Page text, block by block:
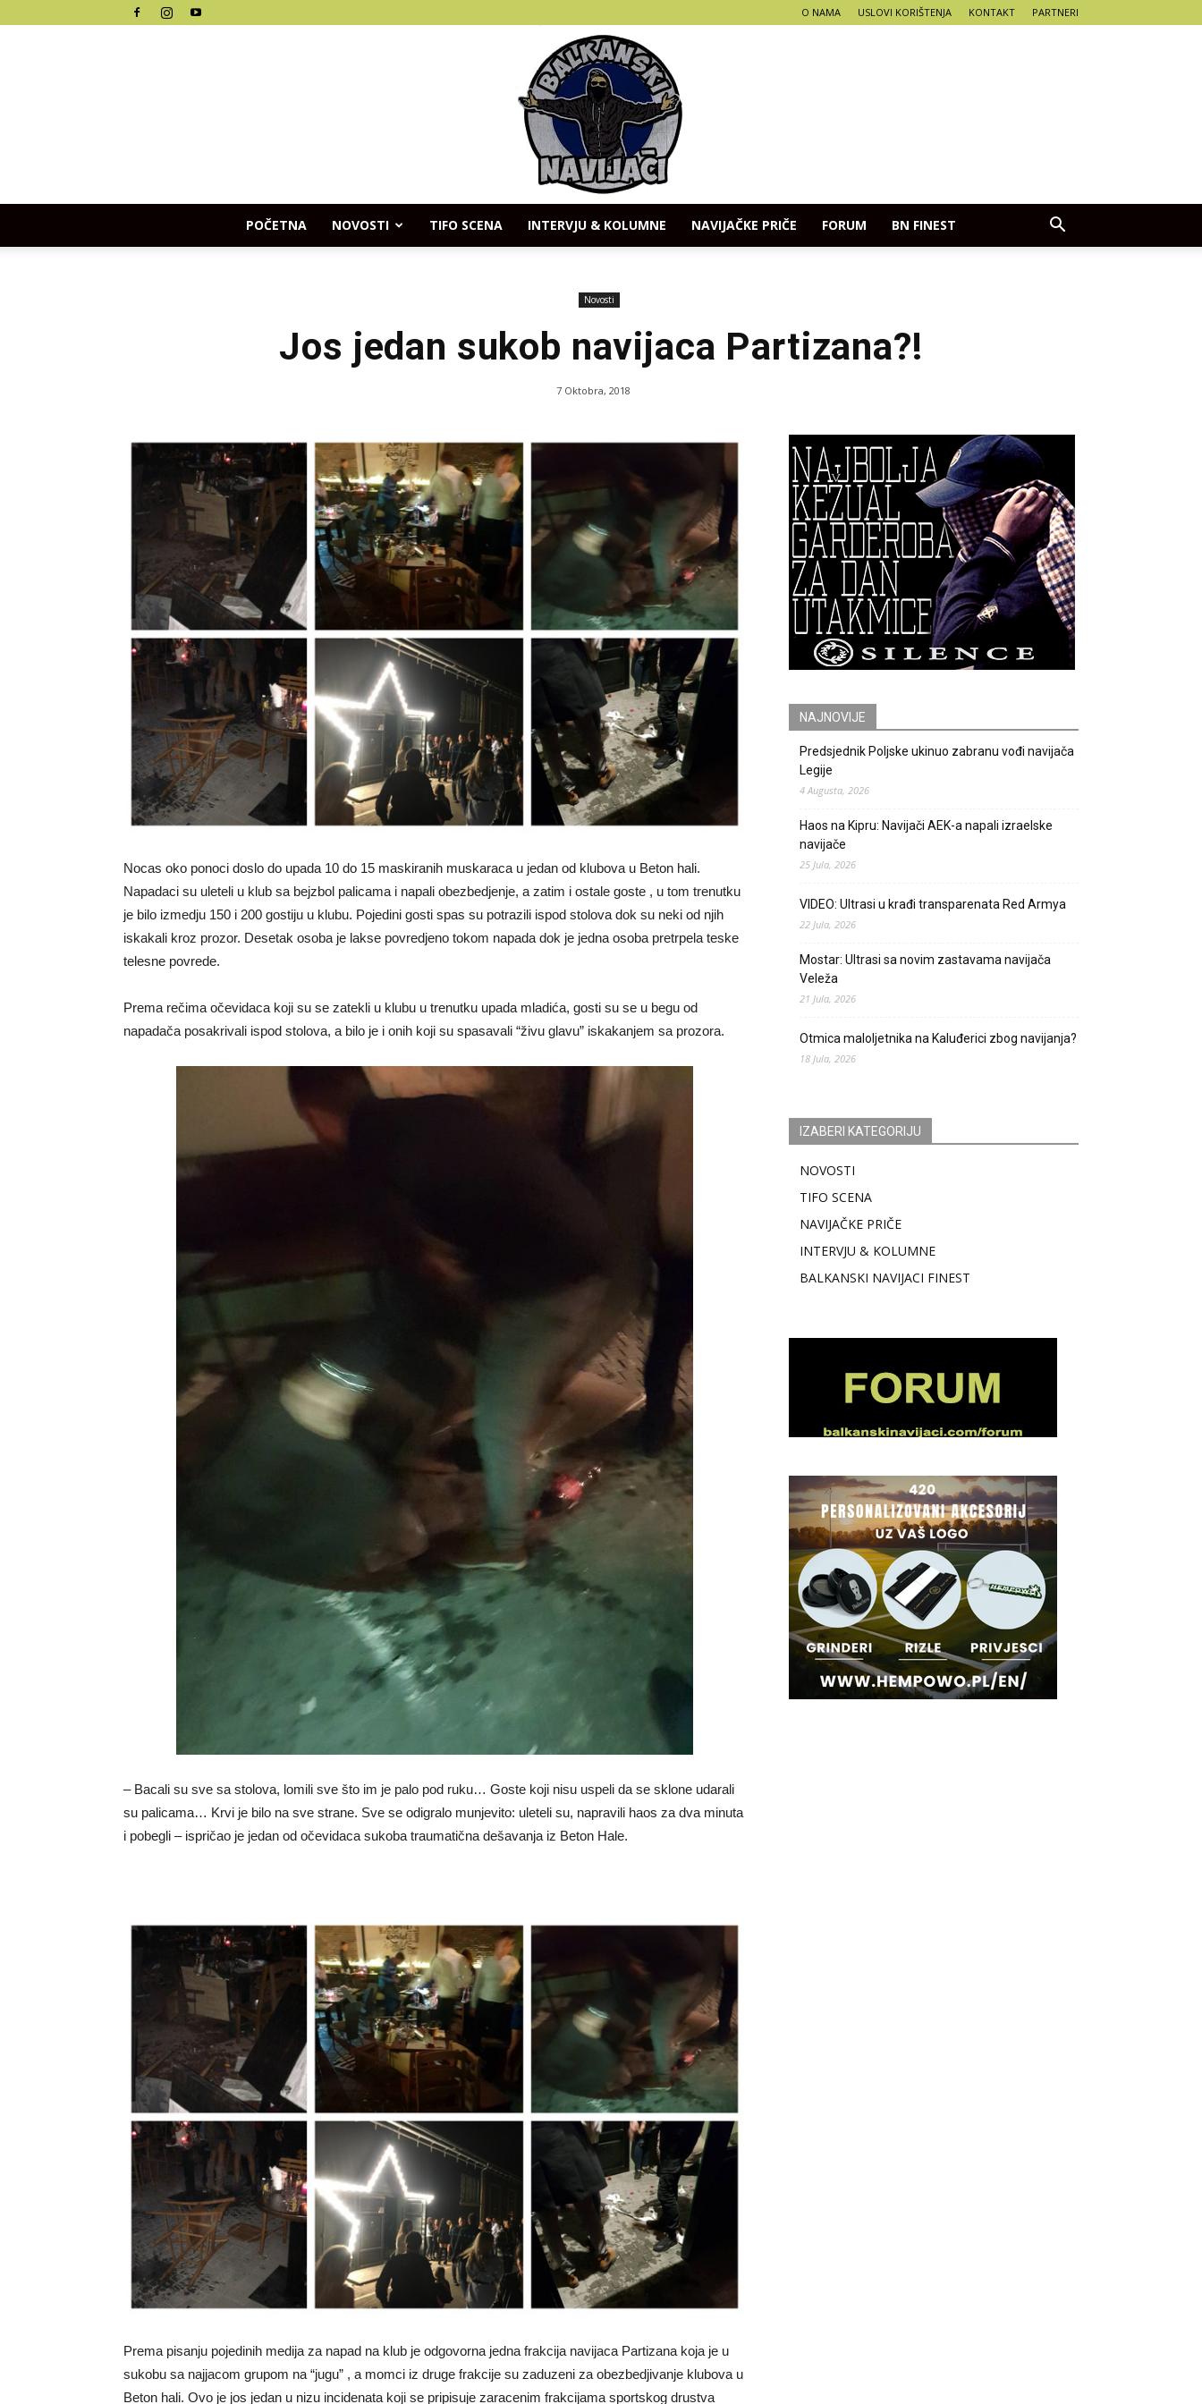
O NAMA USLOVI KORIŠTENJA KONTAKT PARTNERI
POČETNA NOVOSTI TIFO SCENA INTERVJU & KOLUMNE NAVIJAČKE PRIČE FORUM BN FINEST
Novosti
Jos jedan sukob navijaca Partizana?!
7 Oktobra, 2018
Nocas oko ponoci doslo do upada 10 do 15 maskiranih muskaraca u jedan od klubova u Beton hali.
Napadaci su uleteli u klub sa bejzbol palicama i napali obezbedjenje, a zatim i ostale goste , u tom trenutku
je bilo izmedju 150 i 200 gostiju u klubu. Pojedini gosti spas su potrazili ispod stolova dok su neki od njih
iskakali kroz prozor. Desetak osoba je lakse povredjeno tokom napada dok je jedna osoba pretrpela teske
telesne povrede.
Prema rečima očevidaca koji su se zatekli u klubu u trenutku upada mladića, gosti su se u begu od
napadača posakrivali ispod stolova, a bilo je i onih koji su spasavali “živu glavu” iskakanjem sa prozora.
– Bacali su sve sa stolova, lomili sve što im je palo pod ruku… Goste koji nisu uspeli da se sklone udarali
su palicama… Krvi je bilo na sve strane. Sve se odigralo munjevito: uleteli su, napravili haos za dva minuta
i pobegli – ispričao je jedan od očevidaca sukoba traumatična dešavanja iz Beton Hale.
Prema pisanju pojedinih medija za napad na klub je odgovorna jedna frakcija navijaca Partizana koja je u
sukobu sa najjacom grupom na “jugu” , a momci iz druge frakcije su zaduzeni za obezbedjivanje klubova u
Beton hali. Ovo je jos jedan u nizu incidenata koji se pripisuje zaracenim frakcijama sportskog drustva
NAJNOVIJE
Predsjednik Poljske ukinuo zabranu vođi navijača
Legije
4 Augusta, 2026
Haos na Kipru: Navijači AEK-a napali izraelske
navijače
25 Jula, 2026
VIDEO: Ultrasi u krađi transparenata Red Armya
22 Jula, 2026
Mostar: Ultrasi sa novim zastavama navijača
Veleža
21 Jula, 2026
Otmica maloljetnika na Kaluđerici zbog navijanja?
18 Jula, 2026
IZABERI KATEGORIJU
NOVOSTI
TIFO SCENA
NAVIJAČKE PRIČE
INTERVJU & KOLUMNE
BALKANSKI NAVIJACI FINEST